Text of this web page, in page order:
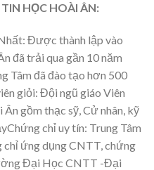
HỌC HOÀI ÂN:
Được thành lập vào
đã trải qua gần 10 năm
Tâm đã đào tạo hơn 500
giỏi: Đội ngũ giáo Viên
gồm thạc sỹ, Cử nhân, kỹ
chỉ uy tín: Trung Tâm
ứng dụng CNTT, chứng
Đại Học CNTT -Đại